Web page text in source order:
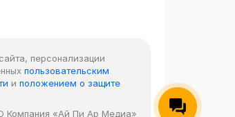
персонализации
пользовательским
и положением о защите
Компания «Ай Пи Ар Медиа»